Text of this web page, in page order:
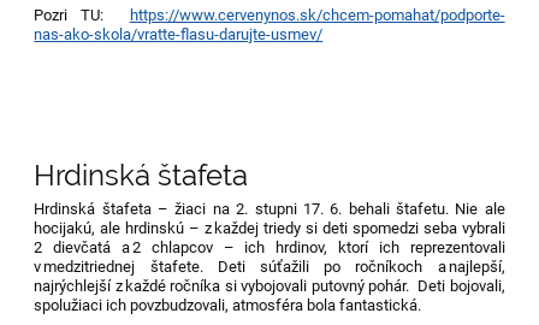
Pozri TU:
https://www.cervenynos.sk/chcem-pomahat/podporte-
nas-ako-skola/vratte-flasu-darujte-usmev/
Hrdinská štafeta
Hrdinská štafeta – žiaci na 2. stupni 17. 6. behali štafetu. Nie ale
hocijakú, ale hrdinskú – z každej triedy si deti spomedzi seba vybrali
2 dievčatá a 2 chlapcov – ich hrdinov, ktorí ich reprezentovali
v medzitriednej štafete. Deti súťažili po ročníkoch a najlepší,
najrýchlejší z každé ročníka si vybojovali putovný pohár. Deti bojovali,
spolužiaci ich povzbudzovali, atmosféra bola fantastická.